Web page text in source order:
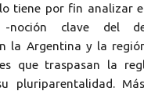
tiene por fin analizar
-noción clave del
la Argentina y la
que traspasan la
pluriparentalidad.